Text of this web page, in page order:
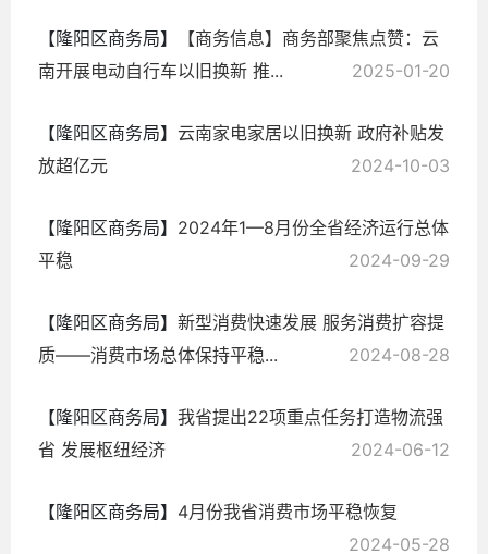
【隆阳区商务局】
【商务信息】商务部聚焦点赞：云
南开展电动自行车以旧换新 推...
2025-01-20
【隆阳区商务局】 云南家电家居以旧换新 政府补贴发
放超亿元
2024-10-03
【隆阳区商务局】 2024年1—8月份全省经济运行总体
平稳
2024-09-29
【隆阳区商务局】 新型消费快速发展 服务消费扩容提
质——消费市场总体保持平稳...
2024-08-28
【隆阳区商务局】 我省提出22项重点任务打造物流强
省 发展枢纽经济
2024-06-12
【隆阳区商务局】 4月份我省消费市场平稳恢复
2024-05-28